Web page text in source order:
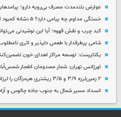
عوارض بلندمدت مصرف بی‌رویه دارو؛
خستگی مداوم چه پیامی دارد؟ ۵ نشانه کمبود اکسیژن خون که باید جدی گرفت
کبد چرب و نقش قهوه؛ آیا این نوشیدنی
شامی پرطرفدار با طعمی دلپذیر و اثری
یکتاپرست: توسعه مراکز اهدای خون
اورژانس تهران: شمار مصدومان انفجار شمس‌آباد به ۱۸
۲ زمین‌لرزه ۳/۹ و ۳/۵ ریشتری هرمزگان را لرزاند
انسداد مسیر شمال به جنوب جاده چالوس و